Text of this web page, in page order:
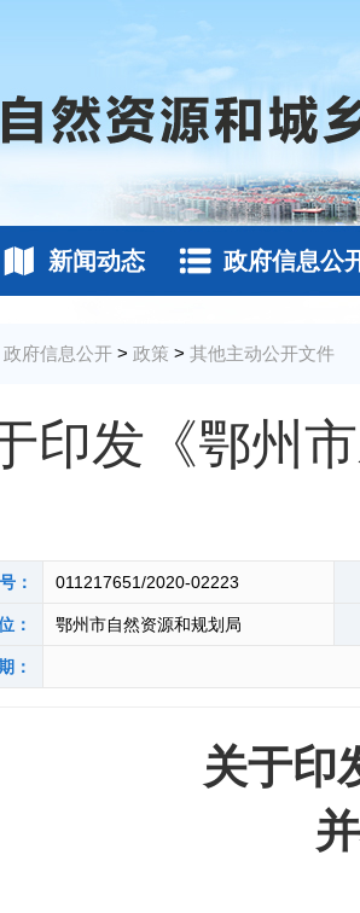
新闻动态 政府信息公
政府信息公开 > 政策 > 其他主动公开文件
印发《鄂州
： 011217651/2020-02223
： 鄂州市自然资源和规划局
：
关于印